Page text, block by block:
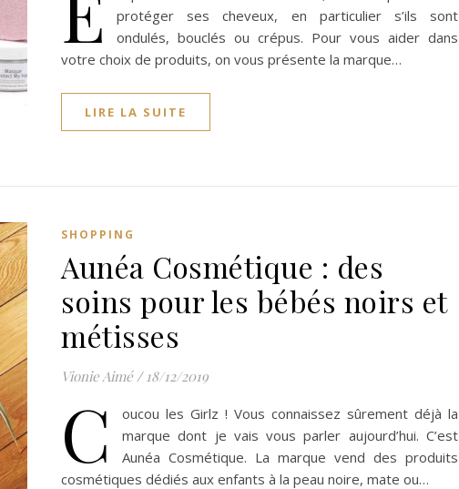
protéger ses cheveux, en particulier s’ils sont
ondulés, bouclés ou crépus. Pour vous aider dans
votre choix de produits, on vous présente la marque…
LIRE LA SUITE
SHOPPING
Aunéa Cosmétique : des
soins pour les bébés noirs et
métisses
Vionie Aimé / 18/12/2019
C
oucou les Girlz ! Vous connaissez sûrement déjà la
marque dont je vais vous parler aujourd’hui. C’est
Aunéa Cosmétique. La marque vend des produits
cosmétiques dédiés aux enfants à la peau noire, mate ou…